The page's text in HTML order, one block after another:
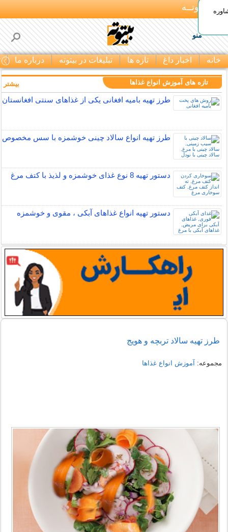
بـیتوتــه
منو
خانه اخبار داغ تازه ها تبلیغات در بیتوته درباره ما
تازه های آموزش انواع غذاها
طرز تهیه بامیه افغانی یکی از غذاهای سنتی افغانستان
طرز تهیه انواع سالاد چینی خوشمزه با سس مخصوص
دستور تهیه 8 نوع غذای خوشمزه و لذیذ با کتف مرغ
دستور تهیه انواع غذاهای آبکی ، مقوی و خوشمزه
بیشتر
طرز تهیه سالاد تربچه و هویج
مجموعه: آموزش انواع غذاها